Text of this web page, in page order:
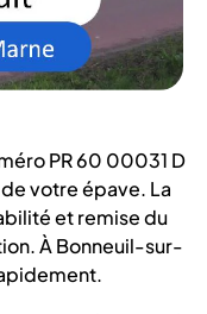
PR 60 00031 D
votre épave. La
et remise du
À Bonneuil-sur-